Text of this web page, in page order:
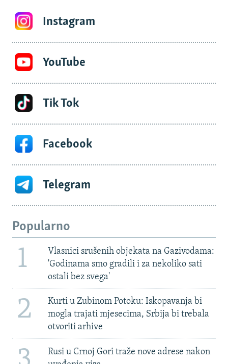
Instagram
YouTube
Tik Tok
Facebook
Telegram
Popularno
1
Vlasnici srušenih objekata na Gazivodama:
'Godinama smo gradili i za nekoliko sati
ostali bez svega'
2
Kurti u Zubinom Potoku: Iskopavanja bi
mogla trajati mjesecima, Srbija bi trebala
otvoriti arhive
Rusi u Crnoj Gori traže nove adrese nakon